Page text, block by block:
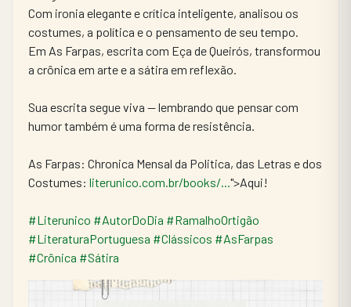
Com ironia elegante e crítica inteligente, analisou os
costumes, a política e o pensamento de seu tempo.
Em As Farpas, escrita com Eça de Queirós, transformou
a crônica em arte e a sátira em reflexão.
Sua escrita segue viva — lembrando que pensar com
humor também é uma forma de resistência.
As Farpas: Chronica Mensal da Politica, das Letras e dos
Costumes: literunico.com.br/books/...">Aqui!
#Literunico #AutorDoDia #RamalhoOrtigão
#LiteraturaPortuguesa #Clássicos #AsFarpas
#Crônica #Sátira